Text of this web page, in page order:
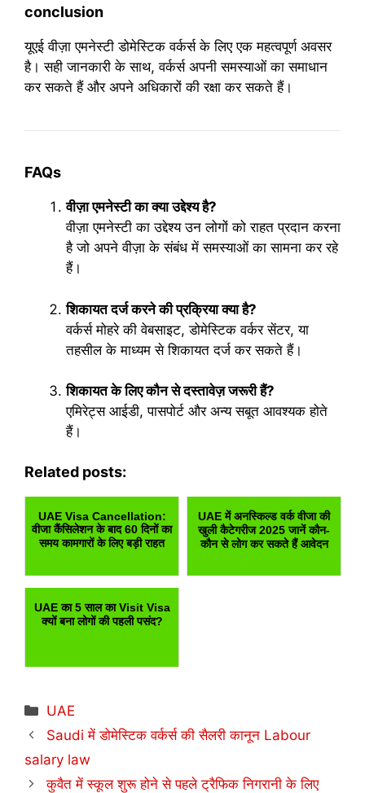
conclusion
यूएई वीज़ा एमनेस्टी डोमेस्टिक वर्कर्स के लिए एक महत्वपूर्ण अवसर
है। सही जानकारी के साथ, वर्कर्स अपनी समस्याओं का समाधान
कर सकते हैं और अपने अधिकारों की रक्षा कर सकते हैं।
FAQs
वीज़ा एमनेस्टी का क्या उद्देश्य है?
वीज़ा एमनेस्टी का उद्देश्य उन लोगों को राहत प्रदान करना
है जो अपने वीज़ा के संबंध में समस्याओं का सामना कर रहे
हैं।
शिकायत दर्ज करने की प्रक्रिया क्या है?
वर्कर्स मोहरे की वेबसाइट, डोमेस्टिक वर्कर सेंटर, या
तहसील के माध्यम से शिकायत दर्ज कर सकते हैं।
शिकायत के लिए कौन से दस्तावेज़ जरूरी हैं?
एमिरेट्स आईडी, पासपोर्ट और अन्य सबूत आवश्यक होते
हैं।
Related posts:
UAE Visa Cancellation:
वीजा कैंसिलेशन के बाद 60 दिनों का
समय कामगारों के लिए बड़ी राहत
UAE में अनस्किल्ड वर्क वीजा की
खुली कैटेगरीज 2025 जानें कौन-
कौन से लोग कर सकते हैं आवेदन
UAE का 5 साल का Visit Visa
क्यों बना लोगों की पहली पसंद?
Categories
UAE
Saudi में डोमेस्टिक वर्कर्स की सैलरी कानून Labour
salary law
कुवैत में स्कूल शुरू होने से पहले ट्रैफिक निगरानी के लिए